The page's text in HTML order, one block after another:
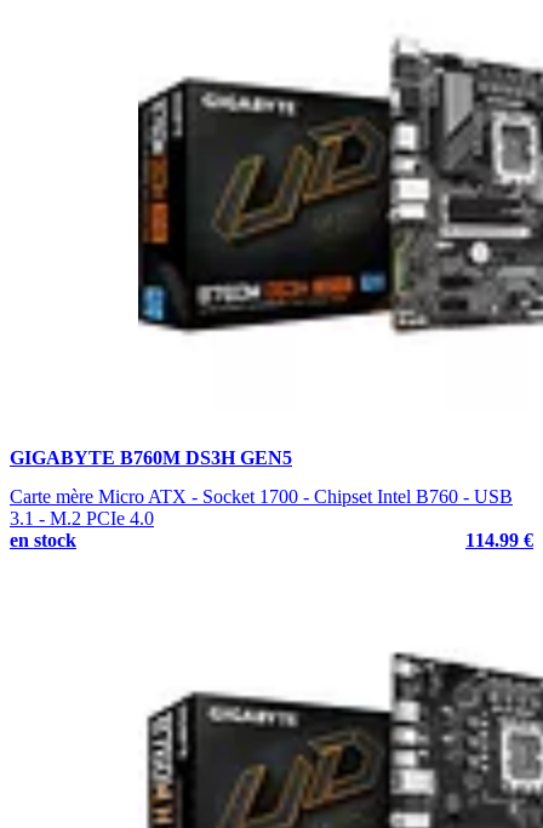
GIGABYTE B760M DS3H GEN5
Carte mère Micro ATX - Socket 1700 - Chipset Intel B760 - USB
3.1 - M.2 PCIe 4.0
en stock
114.99 €